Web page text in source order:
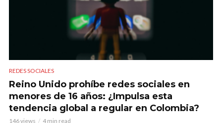
REDES SOCIALES
Reino Unido prohíbe redes sociales en
menores de 16 años: ¿Impulsa esta
tendencia global a regular en Colombia?
146 views 4 min read